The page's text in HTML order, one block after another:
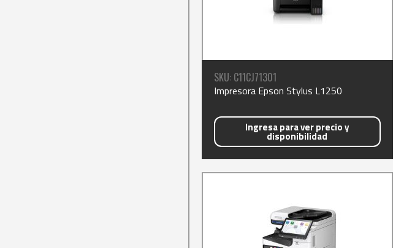
SKU: C11CJ71301
Impresora Epson Stylus L1250
Ingresa para ver precio y
disponibilidad